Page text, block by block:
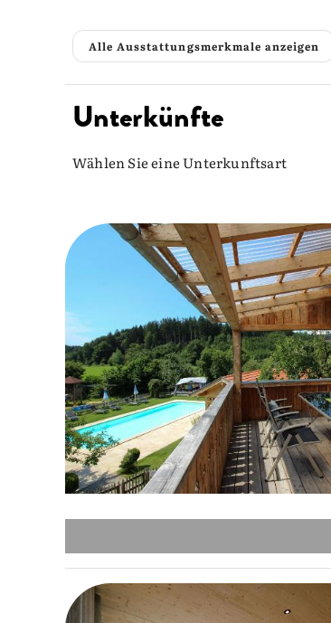
Alle Ausstattungsmerkmale anzeigen
Unterkünfte
Wählen Sie eine Unterkunftsart